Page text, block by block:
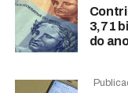
3,71
do